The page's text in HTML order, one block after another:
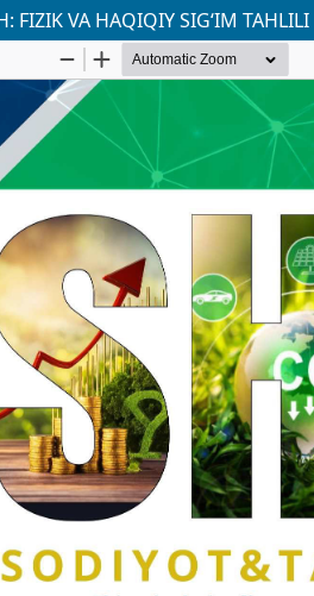
FIZIK VA HAQIQIY SIG‘IM TAHLILI